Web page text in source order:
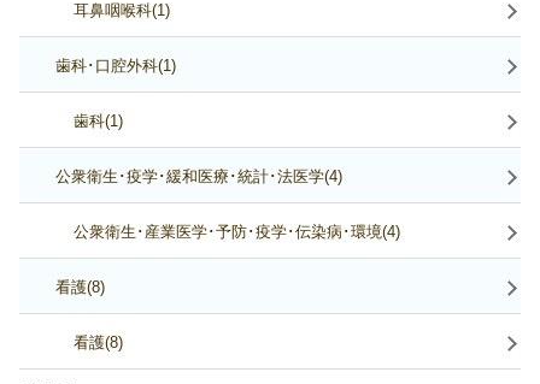
耳鼻咽喉科(1)
歯科･口腔外科(1)
歯科(1)
公衆衛生･疫学･緩和医療･統計･法医学(4)
公衆衛生･産業医学･予防･疫学･伝染病･環境(4)
看護(8)
看護(8)